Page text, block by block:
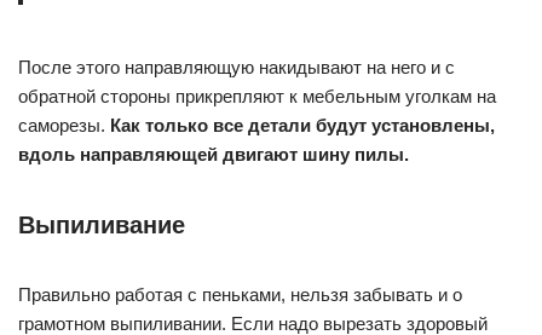
После этого направляющую накидывают на него и с
обратной стороны прикрепляют к мебельным уголкам на
саморезы. Как только все детали будут установлены,
вдоль направляющей двигают шину пилы.
Выпиливание
Правильно работая с пеньками, нельзя забывать и о
грамотном выпиливании. Если надо вырезать здоровый